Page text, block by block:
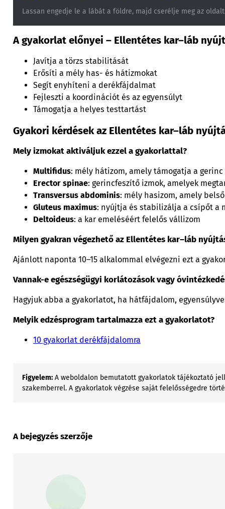
Lassan engedje le a lábát a földre, majd cserélje meg az
A gyakorlat előnyei – Ellentétes kar–láb
Javítja a törzs stabilitását
Erősíti a mély has- és hátizmokat
Segít enyhíteni a derékfájdalmat
Fejleszti a koordinációt és az egyensúlyt
Támogatja a helyes testtartást
Gyakori kérdések az Ellentétes kar–láb
Mely izmokat aktiváljuk ezzel a gyakorlattal?
Multifidus: mély hátizom, amely támogatja a
Erector spinae: gerincfeszítő izmok, amelyek
Transversus abdominis: mély hasizom, amely
Gluteus maximus: nyújtja és stabilizálja a csípőt a
Deltoideus: a kar emeléséért felelős vállizom
Milyen gyakran végezhető az Ellentétes kar–láb
Ajánlott naponta 10–15 alkalommal elvégezni ezt a
Vannak-e egészségügyi korlátozások vagy
Hagyjuk abba a gyakorlatot, ha hátfájdalom,
Melyik edzésprogram tartalmazza ezt a gyakorlatot?
10 gyakorlat derékfájdalomra
Figyelem: A weboldalon bemutatott gyakorlatok tájékoztató
szakemberrel. A gyakorlatok végzése saját felelősségedre
A bejegyzés szerzője